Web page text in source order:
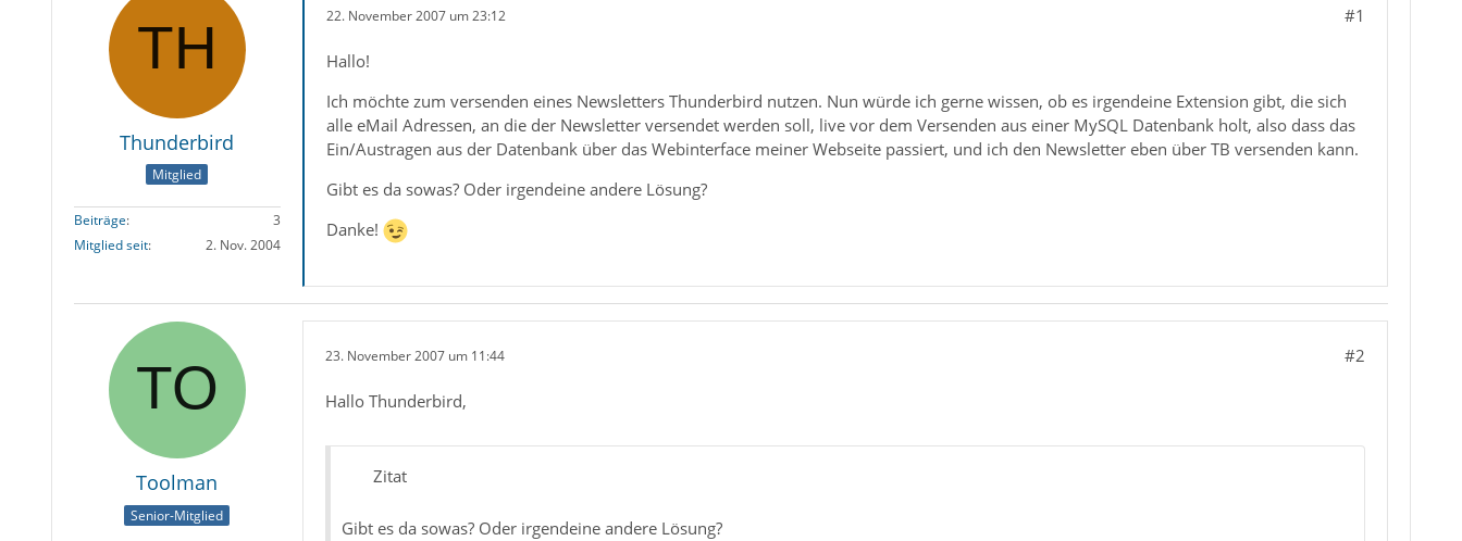
Thunderbird
Mitglied
Beiträge
3
Mitglied seit
2. Nov. 2004
22. November 2007 um 23:12 #1
Hallo!
Ich möchte zum versenden eines Newsletters Thunderbird nutzen. Nun würde ich gerne wissen, ob es irgendeine Extension gibt, die sich
alle eMail Adressen, an die der Newsletter versendet werden soll, live vor dem Versenden aus einer MySQL Datenbank holt, also dass das
Ein/Austragen aus der Datenbank über das Webinterface meiner Webseite passiert, und ich den Newsletter eben über TB versenden kann.
Gibt es da sowas? Oder irgendeine andere Lösung?
Danke!
Toolman
Senior-Mitglied
23. November 2007 um 11:44 #2
Hallo Thunderbird,
Zitat
Gibt es da sowas? Oder irgendeine andere Lösung?